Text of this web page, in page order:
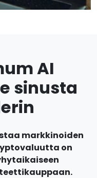
AI
sinusta
markkinoiden
on